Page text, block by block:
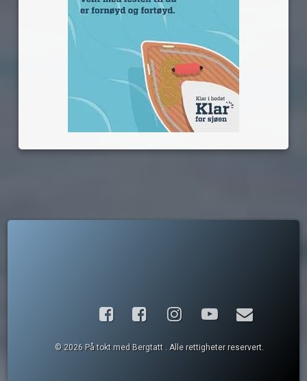
FacebookInstagram
YouTubeE-post
© 2026 På tokt med Bergtatt . Alle rettigheter reservert.